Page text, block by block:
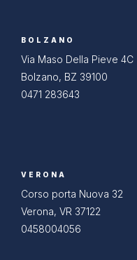
BOLZANO
Via Maso Della Pieve 4C
Bolzano, BZ 39100
0471 283643
VERONA
Corso porta Nuova 32
Verona, VR 37122
0458004056